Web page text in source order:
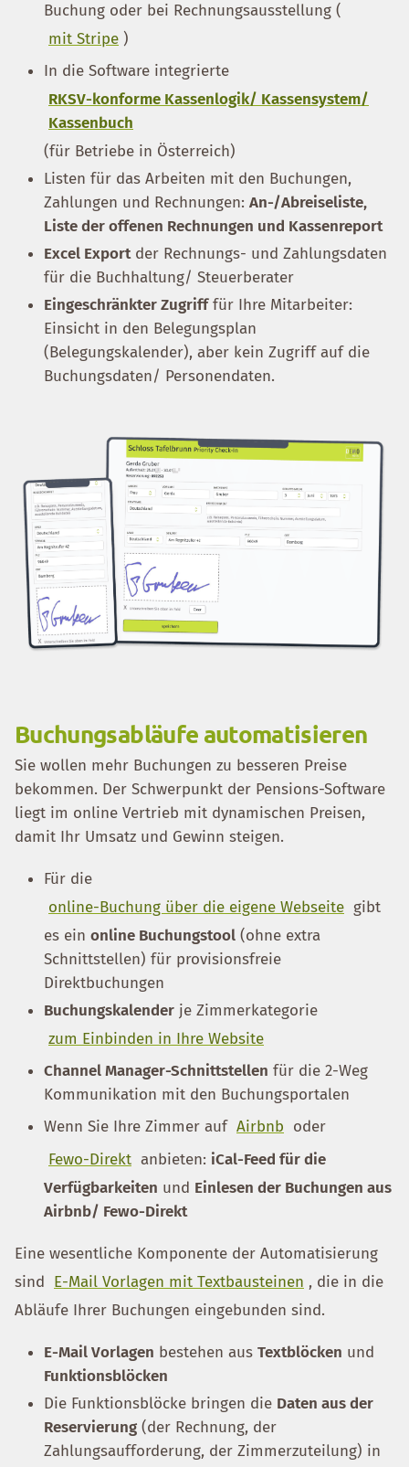
Buchung oder bei Rechnungsausstellung (
mit Stripe )
In die Software integrierte
RKSV-konforme Kassenlogik/ Kassensystem/
Kassenbuch
(für Betriebe in Österreich)
Listen für das Arbeiten mit den Buchungen,
Zahlungen und Rechnungen: An-/Abreiseliste,
Liste der offenen Rechnungen und Kassenreport
Excel Exportder Rechnungs- und Zahlungsdaten
für die Buchhaltung/ Steuerberater
Eingeschränkter Zugrifffür Ihre Mitarbeiter:
Einsicht in den Belegungsplan
(Belegungskalender), aber kein Zugriff auf die
Buchungsdaten/ Personendaten.
Buchungsabläufe automatisieren
Sie wollen mehr Buchungen zu besseren Preise
bekommen. Der Schwerpunkt der Pensions-Software
liegt im online Vertrieb mit dynamischen Preisen,
damit Ihr Umsatz und Gewinn steigen.
Für die
online-Buchung über die eigene Webseite gibt
es ein online Buchungstool (ohne extra
Schnittstellen) für provisionsfreie
Direktbuchungen
Buchungskalender je Zimmerkategorie
zum Einbinden in Ihre Website
Channel Manager-Schnittstellen für die 2-Weg
Kommunikation mit den Buchungsportalen
Wenn Sie Ihre Zimmer auf Airbnb oder
Fewo-Direkt anbieten: iCal-Feed für die
Verfügbarkeiten und Einlesen der Buchungen aus
Airbnb/ Fewo-Direkt
Eine wesentliche Komponente der Automatisierung
sind E-Mail Vorlagen mit Textbausteinen , die in die
Abläufe Ihrer Buchungen eingebunden sind.
E-Mail Vorlagen bestehen aus Textblöcken und
Funktionsblöcken
Die Funktionsblöcke bringen die Daten aus der
Reservierung (der Rechnung, der
Zahlungsaufforderung, der Zimmerzuteilung) in